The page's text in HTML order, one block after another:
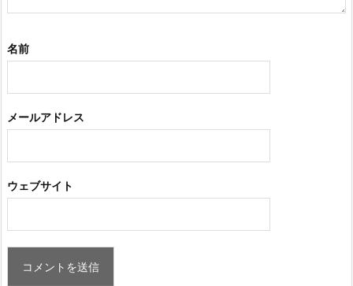
名前
メールアドレス
ウェブサイト